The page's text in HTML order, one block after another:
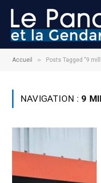
Accueil » Posts Tagged "9
NAVIGATION : 9